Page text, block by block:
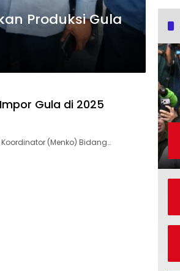
Produksi Gula
Gula di 2025
(Menko) Bidang…